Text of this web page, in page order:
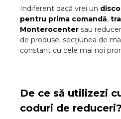
Indiferent dacă vrei un
pentru prima comandă,
Monterocenter sau
de produse, secțiunea de
constant cu cele mai noi
De ce să utilizezi
coduri de reduceri?